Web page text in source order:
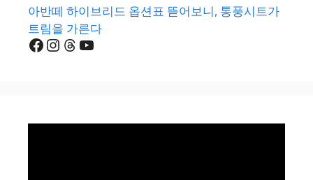
아반떼 하이브리드 옵션표 뜯어보니, 통풍시트가
트림을 가른다
Facebook
Instagram
Threads
YouTube